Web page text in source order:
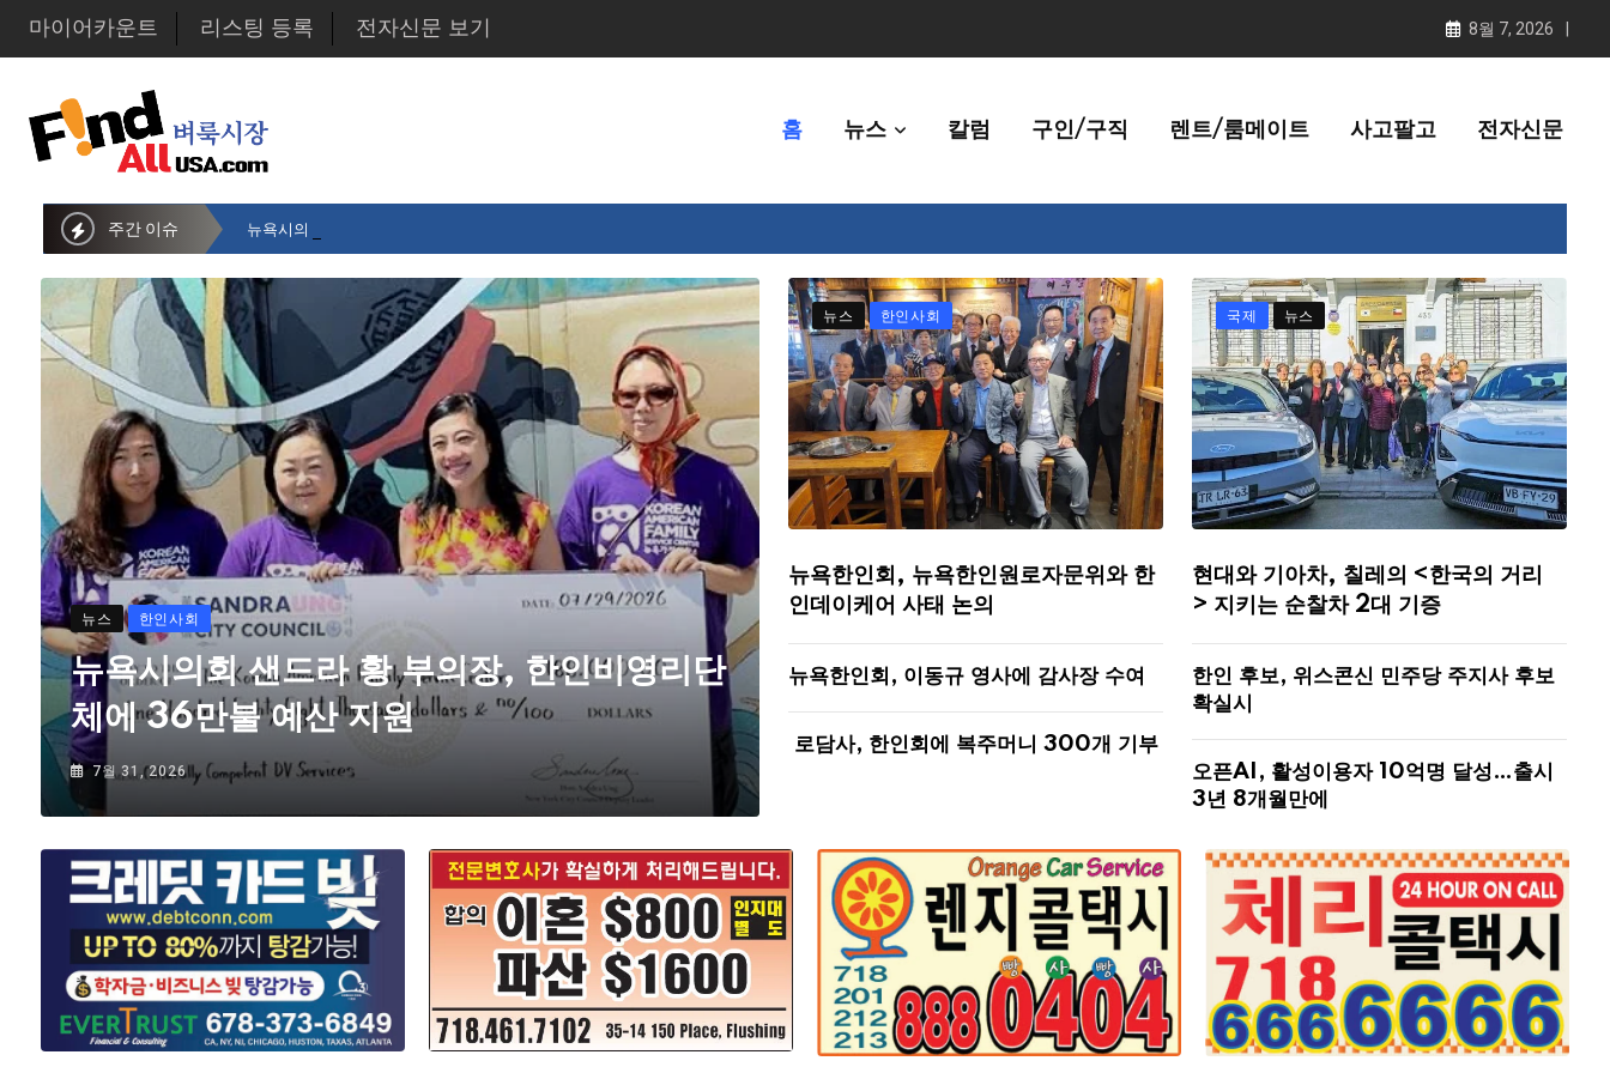
마이어카운트 리스팅 등록 전자신문 보기 8월 7, 2026
홈 뉴스 칼럼 구인/구직 렌트/룸메이트 사고팔고 전자신문
주간 이슈 뉴욕시의회 샌드라 황 부의장, 한인비영리단체에 36만불 예산 지원
뉴스 한인사회
뉴욕시의회 샌드라 황 부의장, 한인비영리단
체에 36만불 예산 지원
7월 31, 2026
뉴스 한인사회
뉴욕한인회, 뉴욕한인원로자문위와 한
인데이케어 사태 논의
뉴욕한인회, 이동규 영사에 감사장 수여
로담사, 한인회에 복주머니 300개 기부
국제 뉴스
현대와 기아차, 칠레의 <한국의 거리
> 지키는 순찰차 2대 기증
한인 후보, 위스콘신 민주당 주지사 후보
확실시
오픈AI, 활성이용자 10억명 달성…출시
3년 8개월만에